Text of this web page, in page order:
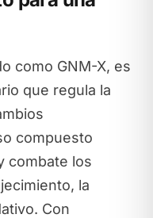
como GNM-X, es
que regula la
compuesto
combate los
la
Con